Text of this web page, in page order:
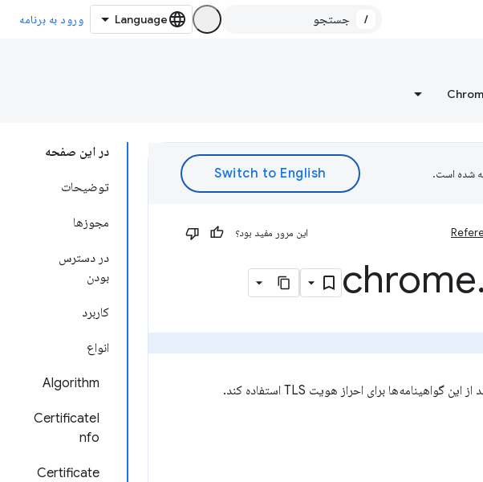
/ ورود به برنامه
در این صفحه
توضیحات
مجوزها
در دسترس
بودن
کاربرد
انواع
Algorithm
CertificateI
nfo
Certificate
شده است.
این مرور مفید بود؟
chrome.